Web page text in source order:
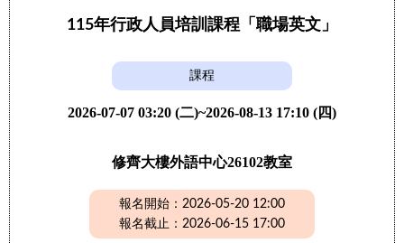
115年行政人員培訓課程「職場英文」
課程
2026-07-07 03:20 (二)~2026-08-13 17:10 (四)
修齊大樓外語中心26102教室
報名開始：2026-05-20 12:00
報名截止：2026-06-15 17:00